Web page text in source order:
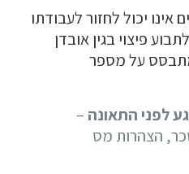
יכול לחזור לעבודתו
פיצוי בגין אובדן
על מספר
לפני התאונה –
הצהרות מס